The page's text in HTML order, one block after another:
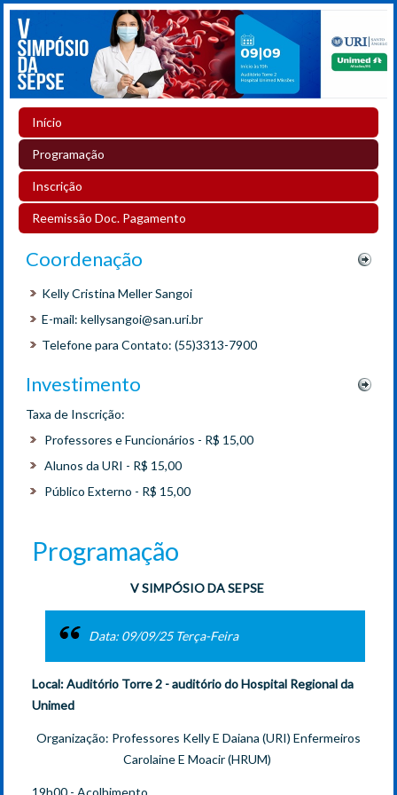
Início
Programação
Inscrição
Reemissão Doc. Pagamento
Coordenação
Kelly Cristina Meller Sangoi
E-mail: kellysangoi@san.uri.br
Telefone para Contato: (55)3313-7900
Investimento
Taxa de Inscrição:
Professores e Funcionários - R$ 15,00
Alunos da URI - R$ 15,00
Público Externo - R$ 15,00
Programação
V SIMPÓSIO DA SEPSE
Data: 09/09/25 Terça-Feira
Local: Auditório Torre 2 - auditório do Hospital Regional da
Unimed
Organização: Professores Kelly E Daiana (URI) Enfermeiros
Carolaine E Moacir (HRUM)